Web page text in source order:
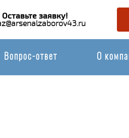
Оставьте заявку!
Вопрос-ответ О